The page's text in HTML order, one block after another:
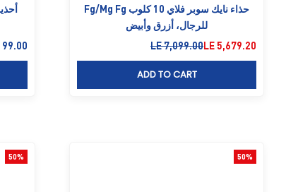
حذاء نايك سوبر فلاي 10 كلوب Fg/Mg Fg
للرجال، أزرق وأبيض
السعر بعد الخصم
LE 5,679.20السعر قبل الخصم
LE 7,099.00
ADD TO CART
السعر
50%
50%